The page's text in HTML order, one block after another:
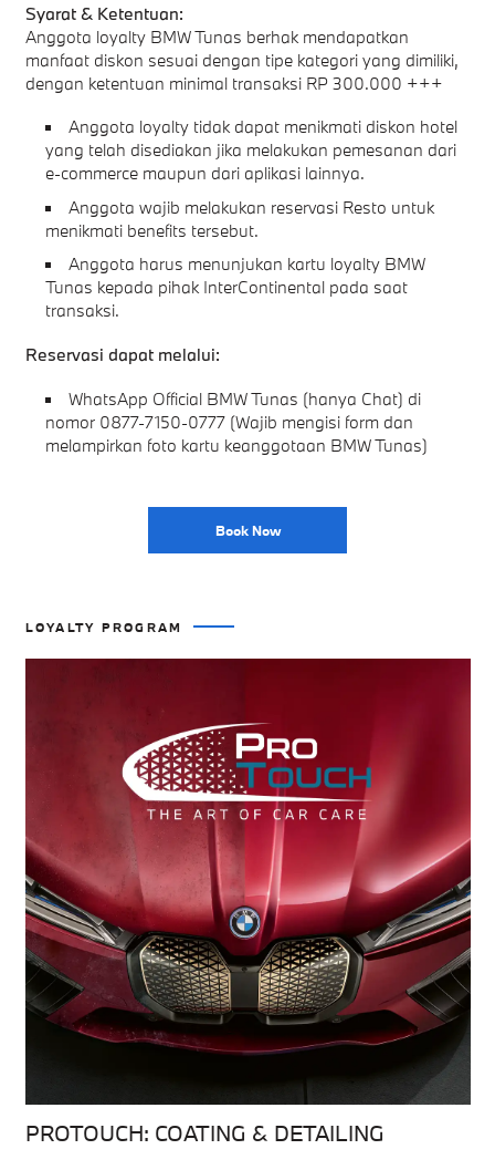
Syarat & Ketentuan:
Anggota loyalty BMW Tunas berhak mendapatkan
manfaat diskon sesuai dengan tipe kategori yang dimiliki,
dengan ketentuan minimal transaksi RP 300.000 +++
Anggota loyalty tidak dapat menikmati diskon hotel
yang telah disediakan jika melakukan pemesanan dari
e-commerce maupun dari aplikasi lainnya.
Anggota wajib melakukan reservasi Resto untuk
menikmati benefits tersebut.
Anggota harus menunjukan kartu loyalty BMW
Tunas kepada pihak InterContinental pada saat
transaksi.
Reservasi dapat melalui:
WhatsApp Official BMW Tunas (hanya Chat) di
nomor 0877-7150-0777 (Wajib mengisi form dan
melampirkan foto kartu keanggotaan BMW Tunas)
Book Now
LOYALTY PROGRAM
PROTOUCH: COATING & DETAILING